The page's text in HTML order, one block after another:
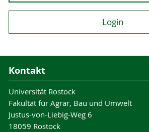
Kontakt
Universität Rostock
Fakultät für Agrar, Bau und Umwelt
Justus-von-Liebig-Weg 6
18059 Rostock